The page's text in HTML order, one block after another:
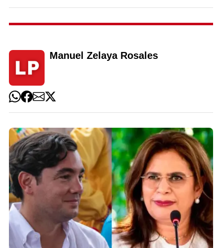
Manuel Zelaya Rosales